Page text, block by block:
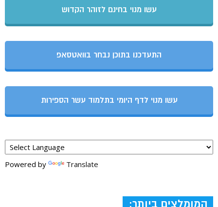
עשו מנוי בחינם לזוהר הקדוש
התעדכנו בתוכן נבחר בוואטסאפ
עשו מנוי לדף היומי בתלמוד עשר הספירות
Powered by Translate
המומלצים ביותר: